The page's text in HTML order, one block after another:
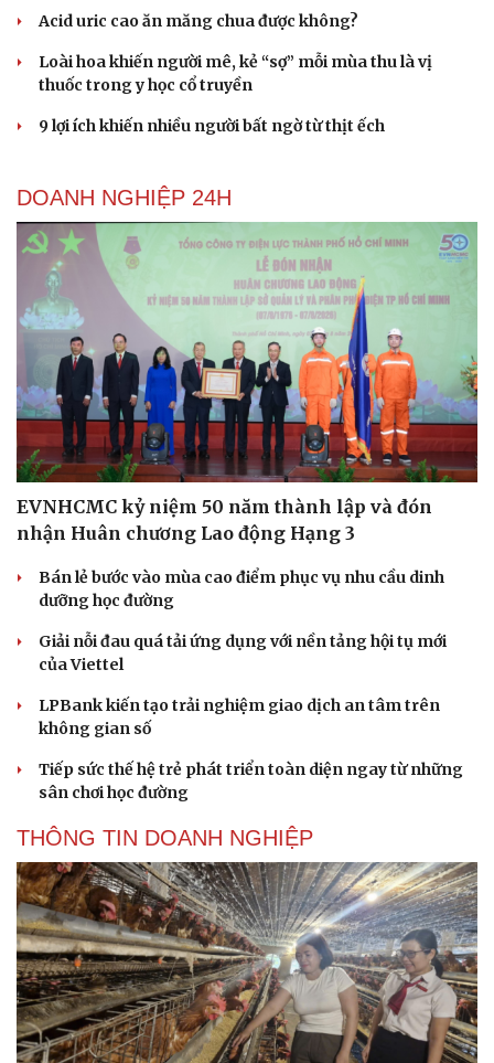
Du lịch
Tư vấn
Săn Tour
check-in
Podcast
Câu chuyện thời sự
Đọc truyện đêm khuya
Cửa sổ tình yêu
Kể chuyện cho bé
Acid uric cao ăn măng chua được không?
Loài hoa khiến người mê, kẻ “sợ” mỗi mùa thu là vị
thuốc trong y học cổ truyền
9 lợi ích khiến nhiều người bất ngờ từ thịt ếch
DOANH NGHIỆP 24H
EVNHCMC kỷ niệm 50 năm thành lập và đón
nhận Huân chương Lao động Hạng 3
Bán lẻ bước vào mùa cao điểm phục vụ nhu cầu dinh
dưỡng học đường
Giải nỗi đau quá tải ứng dụng với nền tảng hội tụ mới
của Viettel
LPBank kiến tạo trải nghiệm giao dịch an tâm trên
không gian số
Tiếp sức thế hệ trẻ phát triển toàn diện ngay từ những
sân chơi học đường
THÔNG TIN DOANH NGHIỆP